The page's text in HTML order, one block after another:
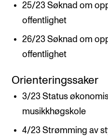
The PhD programme in
CONCERTS AND
Events for Employees
Plan­ning and Carry out
25/23 Søknad om
offentlighet
26/23 Søknad om
offentlighet
Orienteringssaker
3/23 Status
musikkhøgskole
4/23 Strømming av